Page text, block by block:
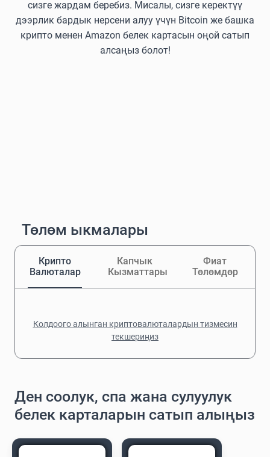
сизге жардам беребиз. Мисалы, сизге керектүү
дээрлик бардык нерсени алуу үчүн Bitcoin же башка
крипто менен Amazon белек картасын оңой сатып
алсаңыз болот!
Төлөм ыкмалары
Крипто
Валюталар
Капчык
Кызматтары
Фиат
Төлөмдөр
Колдоого алынган криптовалюталардын тизмесин
текшериңиз
Ден соолук, спа жана сулуулук
белек карталарын сатып алыңыз